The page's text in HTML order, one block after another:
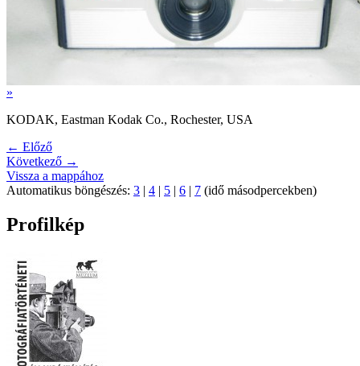
»
KODAK, Eastman Kodak Co., Rochester, USA
← Előző
Következő →
Vissza a mappához
Automatikus böngészés: 3 | 4 | 5 | 6 | 7 (idő másodpercekben)
Profilkép